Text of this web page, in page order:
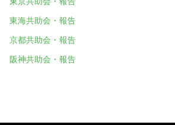
東海共助会・報告
京都共助会・報告
阪神共助会・報告